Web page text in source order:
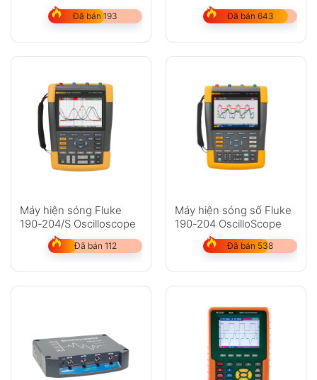
Đã bán 193 Đã bán 643
Máy hiện sóng Fluke
190-204/S Oscilloscope
Đã bán 112
Máy hiện sóng số Fluke
190-204 OscilloScope
Đã bán 538